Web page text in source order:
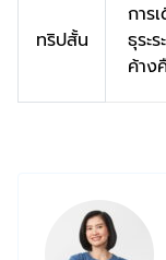
ทริปสั้น
การ
ธุระ
ค้าง